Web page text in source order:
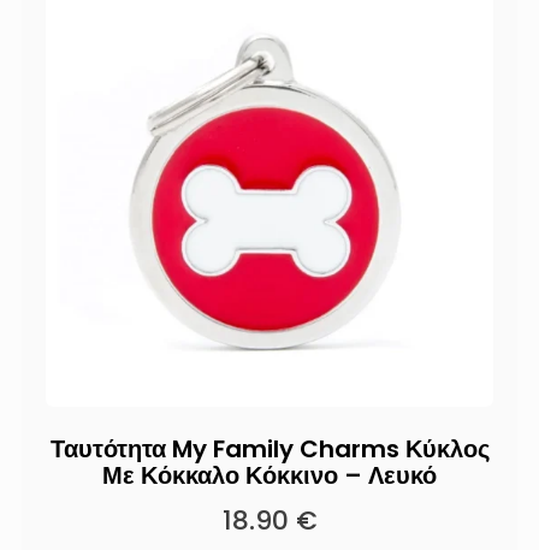
Ταυτότητα My Family Charms Κύκλος
Με Κόκκαλο Κόκκινο – Λευκό
18.90 €